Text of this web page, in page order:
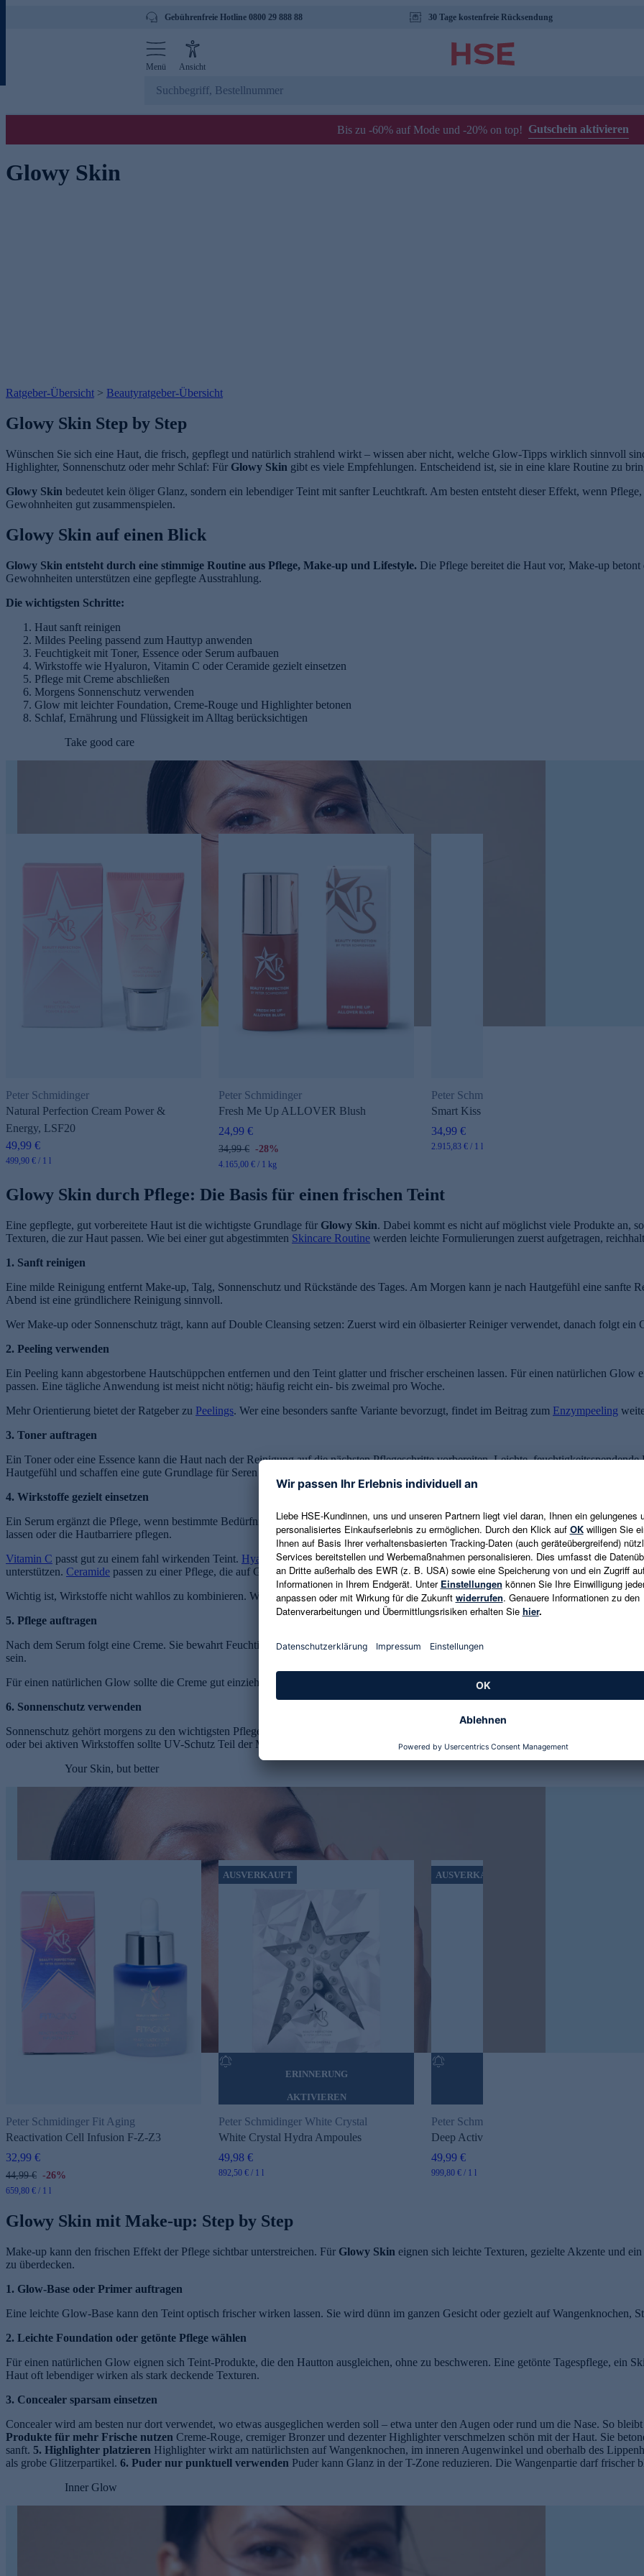
Gebührenfreie Hotline 0800 29 888 88 30 Tage kostenfreie Rücksendung
Menü Ansicht
Bis zu -60% auf Mode und -20% on top! Gutschein aktivieren
Glowy Skin
Ratgeber-Übersicht > Beautyratgeber-Übersicht
Glowy Skin Step by Step
Wünschen Sie sich eine Haut, die frisch, gepflegt und natürlich strahlend wirkt – wissen aber nicht, welche Glow-Tipps wirklich sinnvoll
Highlighter, Sonnenschutz oder mehr Schlaf: Für Glowy Skin gibt es viele Empfehlungen. Entscheidend ist, sie in eine klare Routine zu
Glowy Skin bedeutet kein öliger Glanz, sondern ein lebendiger Teint mit sanfter Leuchtkraft. Am besten entsteht dieser Effekt, wenn
Gewohnheiten gut zusammenspielen.
Glowy Skin auf einen Blick
Glowy Skin entsteht durch eine stimmige Routine aus Pflege, Make-up und Lifestyle. Die Pflege bereitet die Haut vor, Make-up
Gewohnheiten unterstützen eine gepflegte Ausstrahlung.
Die wichtigsten Schritte:
Haut sanft reinigen
Mildes Peeling passend zum Hauttyp anwenden
Feuchtigkeit mit Toner, Essence oder Serum aufbauen
Wirkstoffe wie Hyaluron, Vitamin C oder Ceramide gezielt einsetzen
Pflege mit Creme abschließen
Morgens Sonnenschutz verwenden
Glow mit leichter Foundation, Creme-Rouge und Highlighter betonen
Schlaf, Ernährung und Flüssigkeit im Alltag berücksichtigen
Take good care
Peter Schmidinger
Natural Perfection Cream Power &
Energy, LSF20
49,99 €
499,90 € / 1 l
Peter Schmidinger
Fresh Me Up ALLOVER Blush
24,99 €
34,99 € -28%
4.165,00 € / 1 kg
Peter Schmidinger
Smart Kiss Lipgloss SPF 30, Duo
34,99 €
2.915,83 € / 1 l
Glowy Skin durch Pflege: Die Basis für einen frischen Teint
Eine gepflegte, gut vorbereitete Haut ist die wichtigste Grundlage für Glowy Skin. Dabei kommt es nicht auf möglichst viele Produkte an,
Texturen, die zur Haut passen. Wie bei einer gut abgestimmten Skincare Routine werden leichte Formulierungen zuerst aufgetragen,
1. Sanft reinigen
Eine milde Reinigung entfernt Make-up, Talg, Sonnenschutz und Rückstände des Tages. Am Morgen kann je nach Hautgefühl eine sanfte
Abend ist eine gründlichere Reinigung sinnvoll.
Wer Make-up oder Sonnenschutz trägt, kann auf Double Cleansing setzen: Zuerst wird ein ölbasierter Reiniger verwendet, danach folgt ein
2. Peeling verwenden
Ein Peeling kann abgestorbene Hautschüppchen entfernen und den Teint glatter und frischer erscheinen lassen. Für einen natürlichen Glow
passen. Eine tägliche Anwendung ist meist nicht nötig; häufig reicht ein- bis zweimal pro Woche.
Mehr Orientierung bietet der Ratgeber zu Peelings. Wer eine besonders sanfte Variante bevorzugt, findet im Beitrag zum Enzympeeling
3. Toner auftragen
Ein Toner oder eine Essence kann die Haut nach der Reinigung auf die nächsten Pflegeschritte vorbereiten. Leichte,
Hautgefühl und schaffen eine gute Grundlage für Seren und Cremes.
4. Wirkstoffe gezielt einsetzen
Ein Serum ergänzt die Pflege, wenn bestimmte Bedürfnisse im Fokus stehen. FürGlowy Skineignen sich vor allem Wirkstoffe, die
lassen oder die Hautbarriere pflegen.
Vitamin C passt gut zu einem fahl wirkenden Teint. Hyaluronspendet Feuchtigkeit und kann die Haut praller erscheinen lassen.
unterstützen. Ceramide passen zu einer Pflege, die auf Geschmeidigkeit und eine gepflegte Hautbarriere ausgerichtet ist.
Wichtig ist, Wirkstoffe nicht wahllos zu kombinieren. Wenige gut passende Produkte sind meist alltagstauglicher als viele wechselnde Schritte.
5. Pflege auftragen
Nach dem Serum folgt eine Creme. Sie bewahrt Feuchtigkeit, pflegt die Haut geschmeidig und rundet die Routine ab. Je nach Hauttyp
sein.
Für einen natürlichen Glow sollte die Creme gut einziehen und sich bei Bedarf mit Make-up kombinieren lassen.
6. Sonnenschutz verwenden
Sonnenschutz gehört morgens zu den wichtigsten Pflegeschritten. Er schützt die Haut vor UV-Strahlung und unterstützt eine langfristig
oder bei aktiven Wirkstoffen sollte UV-Schutz Teil der Morgenroutine sein.
Your Skin, but better
Peter Schmidinger Fit Aging
Reactivation Cell Infusion F-Z-Z3
32,99 €
44,99 € -26%
659,80 € / 1 l
AUSVERKAUFT
ERINNERUNG
AKTIVIEREN
Peter Schmidinger White Crystal
White Crystal Hydra Ampoules
49,98 €
892,50 € / 1 l
AUSVERKAUFT
Peter Schmidinger Beauty Perfection
Deep Active Elixir
49,99 €
999,80 € / 1 l
Glowy Skin mit Make-up: Step by Step
Make-up kann den frischen Effekt der Pflege sichtbar unterstreichen. Für Glowy Skin eignen sich leichte Texturen, gezielte Akzente und
zu überdecken.
1. Glow-Base oder Primer auftragen
Eine leichte Glow-Base kann den Teint optisch frischer wirken lassen. Sie wird dünn im ganzen Gesicht oder gezielt auf Wangenknochen,
2. Leichte Foundation oder getönte Pflege wählen
Für einen natürlichen Glow eignen sich Teint-Produkte, die den Hautton ausgleichen, ohne zu beschweren. Eine getönte Tagespflege, ein
Haut oft lebendiger wirken als stark deckende Texturen.
3. Concealer sparsam einsetzen
Concealer wird am besten nur dort verwendet, wo etwas ausgeglichen werden soll – etwa unter den Augen oder rund um die Nase. So
Produkte für mehr Frische nutzen Creme-Rouge, cremiger Bronzer und dezenter Highlighter verschmelzen schön mit der Haut. Sie
sanft. 5. Highlighter platzieren Highlighter wirkt am natürlichsten auf Wangenknochen, im inneren Augenwinkel und oberhalb des
als grobe Glitzerpartikel. 6. Puder nur punktuell verwenden Puder kann Glanz in der T-Zone reduzieren. Die Wangenpartie darf frischer
Inner Glow